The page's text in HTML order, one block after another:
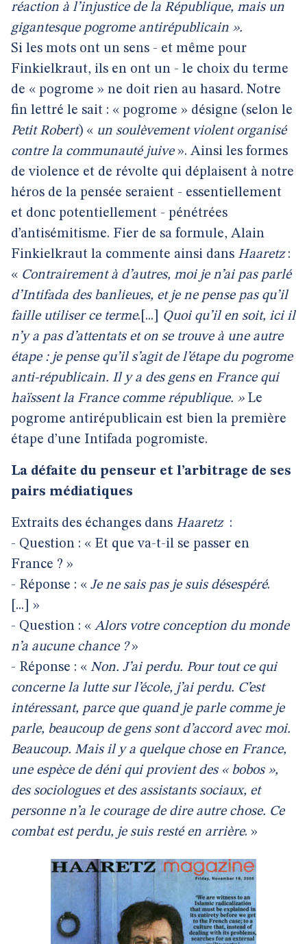
réaction à l’injustice de la République, mais un
gigantesque pogrome antirépublicain ».
Si les mots ont un sens - et même pour
Finkielkraut, ils en ont un - le choix du terme
de « pogrome » ne doit rien au hasard. Notre
fin lettré le sait : « pogrome » désigne (selon le
Petit Robert) « un soulèvement violent organisé
contre la communauté juive». Ainsi les formes
de violence et de révolte qui déplaisent à notre
héros de la pensée seraient - essentiellement
et donc potentiellement - pénétrées
d’antisémitisme. Fier de sa formule, Alain
Finkielkraut la commente ainsi dans Haaretz:
« Contrairement à d’autres, moi je n’ai pas parlé
d’Intifada des banlieues, et je ne pense pas qu’il
faille utiliser ce terme.[...] Quoi qu’il en soit, ici il
n’y a pas d’attentats et on se trouve à une autre
étape : je pense qu’il s’agit de l’étape du pogrome
anti-républicain. Il y a des gens en France qui
haïssent la France comme république. »Le
pogrome antirépublicain est bien la première
étape d’une Intifada pogromiste.
La défaite du penseur et l’arbitrage de ses
pairs médiatiques
Extraits des échanges dans Haaretz :
- Question : « Et que va-t-il se passer en
France ? »
- Réponse : « Je ne sais pas je suis désespéré.
[...] »
- Question : « Alors votre conception du monde
n’a aucune chance ?»
- Réponse : « Non. J’ai perdu. Pour tout ce qui
concerne la lutte sur l’école, j’ai perdu. C’est
intéressant, parce que quand je parle comme je
parle, beaucoup de gens sont d’accord avec moi.
Beaucoup. Mais il y a quelque chose en France,
une espèce de déni qui provient des « bobos »,
des sociologues et des assistants sociaux, et
personne n’a le courage de dire autre chose. Ce
combat est perdu, je suis resté en arrière. »